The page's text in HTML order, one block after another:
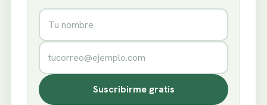
Nombre
Correo electrónico
Suscribirme gratis